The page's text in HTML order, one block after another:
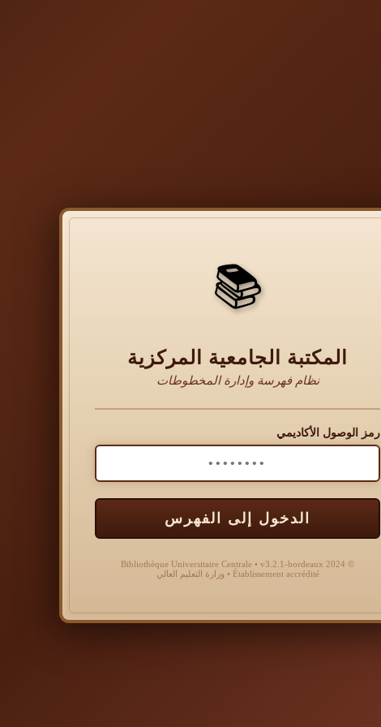
📚
المكتبة الجامعية المركزية
نظام فهرسة وإدارة المخطوطات
رمز الوصول الأكاديمي
الدخول إلى الفهرس
© 2024 Bibliothèque Universitaire Centrale • v3.2.1-bordeaux
Établissement accrédité • وزارة التعليم العالي